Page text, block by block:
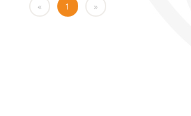
« 1 »